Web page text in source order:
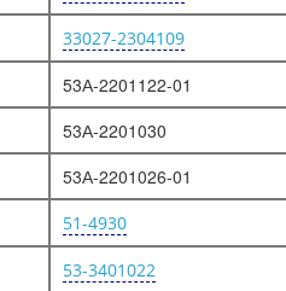
33027-2304109
53А-2201122-01
53А-2201030
53А-2201026-01
51-4930
53-3401022